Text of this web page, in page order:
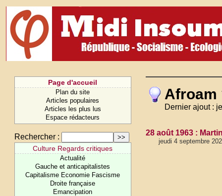
Page d'accueil
Plan du site
Articles populaires
Articles les plus lus
Espace rédacteurs
Rechercher :
Culture Regards critiques
Actualité
Gauche et anticapitalistes
Capitalisme Economie Fascisme
Droite française
Emancipation
Afroam
Dernier ajout :
28 août 1963 :
jeudi 4 septembre